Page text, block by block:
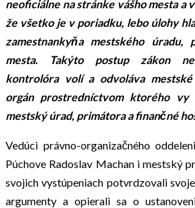
neoficiálne na stránke vášho mesta a
že všetko je v poriadku, lebo úlohy
zamestnankyňa mestského úradu,
mesta. Takýto postup zákon
kontrolóra volí a odvoláva
orgán prostredníctvom ktorého vy
mestský úrad, primátora a finančné
Vedúci právno-organizačného
Púchove Radoslav Machan i mestský
svojich vystúpeniach potvrdzovali
argumenty a opierali sa o